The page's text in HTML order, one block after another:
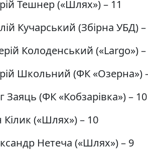
Тешнер («Шлях») – 11
Кучарський (Збірна УБД)
Колоденський («Largo»)
Школьний (ФК «Озерна»)
Заяць (ФК «Кобзарівка») – 10
Кілик («Шлях») – 10
Нетеча («Шлях») – 9